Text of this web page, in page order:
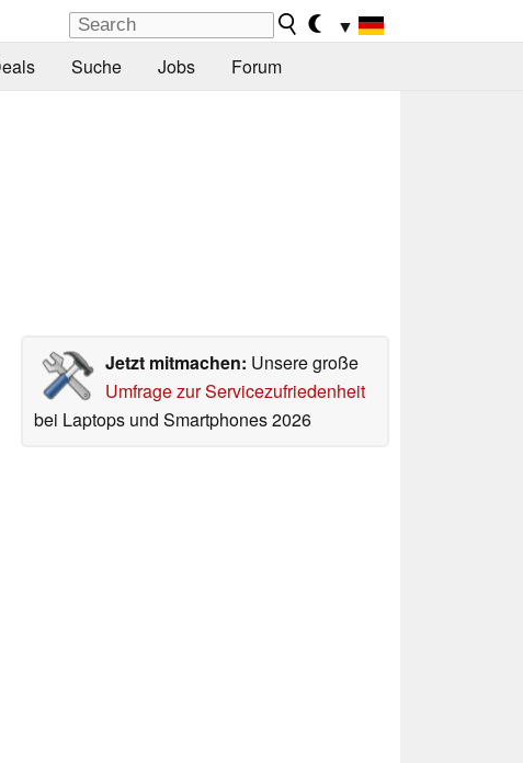
▼
Suche Jobs Forum
Jetzt mitmachen: Unsere große
Umfrage zur Servicezufriedenheit
bei Laptops und Smartphones 2026